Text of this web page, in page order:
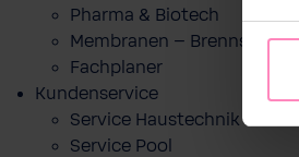
Pharma & Biotech
Membranen –
Fachplaner
Kundenservice
Service Haustechnik
Service Pool